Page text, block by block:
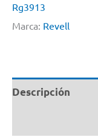
Rg3913
Marca: Revell
Descripción